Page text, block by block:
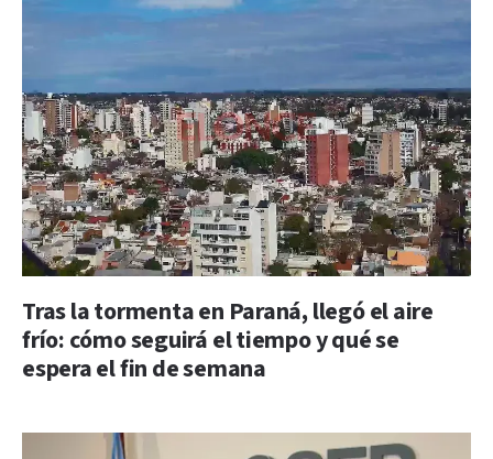
Tras la tormenta en Paraná, llegó el aire
frío: cómo seguirá el tiempo y qué se
espera el fin de semana